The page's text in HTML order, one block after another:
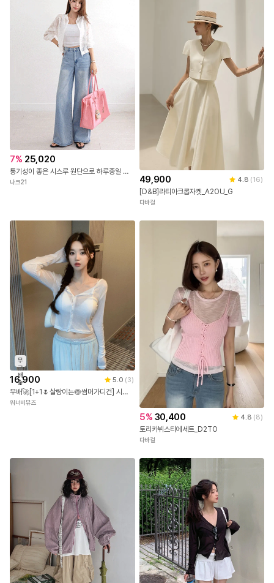
7% 25,020
통기성이 좋은 시스루 원단으로 하루종일 쾌적해! 로맨틱한 플라워 자수! 소매와 밑단 밴딩 시보리로 안정감 있는 핏!
나크21 49,900 4.8 (16)
[D&B]라티아크롭자켓_A2OU_G
다바걸
무
료
배
송
16,900 5.0 (3)
무배🚀[1+1🌷살랑이는🍥썸머가디건] 시스루 골지 가디건 라운드넥 얇은 아우터 크롭 봄 여름 썸머 숏 살안타템 데일리룩 데이트룩 나들이룩 피크닉룩 공항룩 여행룩 4COL
워너비뮤즈
5% 30,400 4.8 (8)
토리카뷔스티에세트_D2TO
다바걸